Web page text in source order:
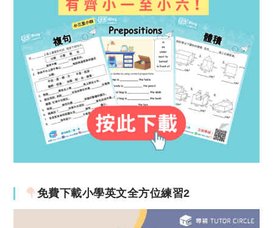
免費下載小學英文全方位練習2